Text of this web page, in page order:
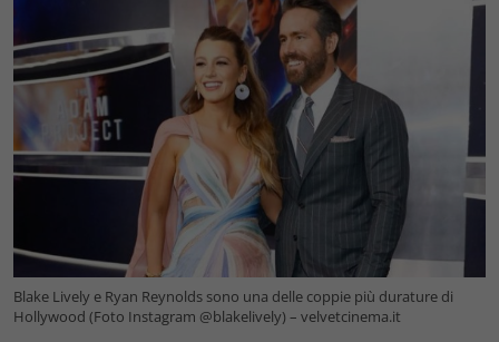
Blake Lively e Ryan Reynolds sono una delle coppie più durature di
Hollywood (Foto Instagram @blakelively) – velvetcinema.it